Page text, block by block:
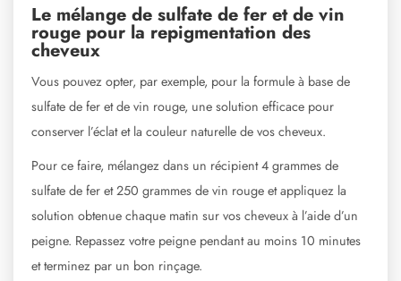
Le mélange de sulfate de fer et de vin
rouge pour la repigmentation des
cheveux
Vous pouvez opter, par exemple, pour la formule à base de
sulfate de fer et de vin rouge, une solution efficace pour
conserver l’éclat et la couleur naturelle de vos cheveux.
Pour ce faire, mélangez dans un récipient 4 grammes de
sulfate de fer et 250 grammes de vin rouge et appliquez la
solution obtenue chaque matin sur vos cheveux à l’aide d’un
peigne. Repassez votre peigne pendant au moins 10 minutes
et terminez par un bon rinçage.